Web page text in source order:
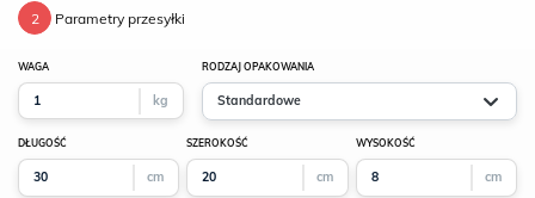
2 Parametry przesyłki
WAGA
kg
RODZAJ OPAKOWANIA
Standardowe
DŁUGOŚĆ
cm
SZEROKOŚĆ
cm
WYSOKOŚĆ
cm